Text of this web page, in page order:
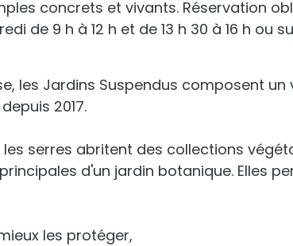
concrets et vivants. Réservation
de 9 h à 12 h et de 13 h 30 à 16 h ou
les Jardins Suspendus composent un
2017.
serres abritent des collections
d'un jardin botanique. Elles
les protéger,